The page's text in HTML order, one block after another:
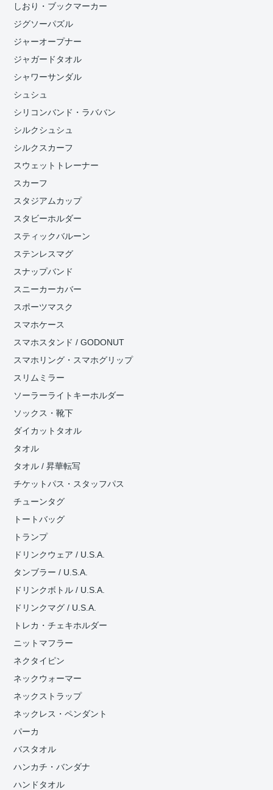
しおり・ブックマーカー
ジグソーパズル
ジャーオープナー
ジャガードタオル
シャワーサンダル
シュシュ
シリコンバンド・ラババン
シルクシュシュ
シルクスカーフ
スウェットトレーナー
スカーフ
スタジアムカップ
スタビーホルダー
スティックバルーン
ステンレスマグ
スナップバンド
スニーカーカバー
スポーツマスク
スマホケース
スマホスタンド / GODONUT
スマホリング・スマホグリップ
スリムミラー
ソーラーライトキーホルダー
ソックス・靴下
ダイカットタオル
タオル
タオル / 昇華転写
チケットパス・スタッフパス
チューンタグ
トートバッグ
トランプ
ドリンクウェア / U.S.A.
タンブラー / U.S.A.
ドリンクボトル / U.S.A.
ドリンクマグ / U.S.A.
トレカ・チェキホルダー
ニットマフラー
ネクタイピン
ネックウォーマー
ネックストラップ
ネックレス・ペンダント
パーカ
バスタオル
ハンカチ・バンダナ
ハンドタオル